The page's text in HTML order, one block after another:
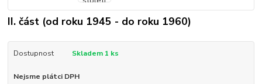
II. část (od roku 1945 - do roku 1960)
Dostupnost Skladem 1 ks
Nejsme plátci DPH